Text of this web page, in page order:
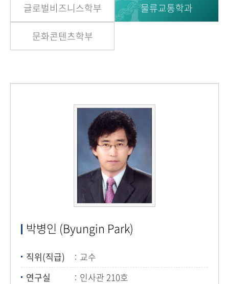
글로벌비즈니스학부 물류교통학과
문화콘텐츠학부
박병인 (Byungin Park)
직위(직급)
교수
연구실
인사관 210호